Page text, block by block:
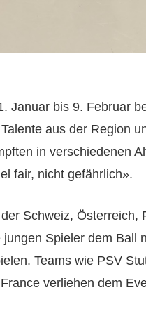
Januar bis 9. Februar
aus der Region
in verschiedenen
fair, nicht gefährlich».
Schweiz, Österreich,
Spieler dem Ball
Teams wie PSV
verliehen dem